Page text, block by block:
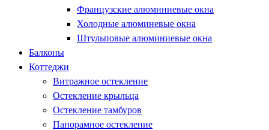
Французские алюминиевые окна
Холодные алюминевые окна
Штульповые алюминиевые окна
Балконы
Коттеджи
Витражное остекление
Остекление крыльца
Остекление тамбуров
Панорамное остекление